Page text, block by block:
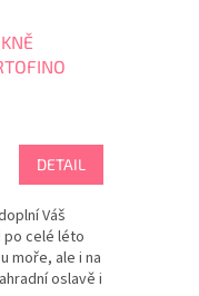
DETAIL
Váš
po celé léto
moře, ale i na
oslavě i